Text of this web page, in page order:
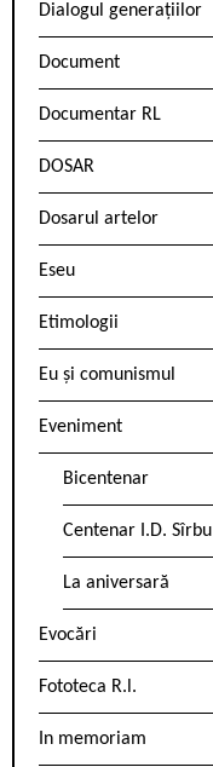
Dialogul generațiilor
Document
Documentar RL
DOSAR
Dosarul artelor
Eseu
Etimologii
Eu și comunismul
Eveniment
Bicentenar
Centenar I.D. Sîrbu
La aniversară
Evocări
Fototeca R.l.
In memoriam